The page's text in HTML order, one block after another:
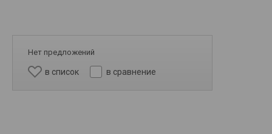
Нет предложений
в список в сравнение